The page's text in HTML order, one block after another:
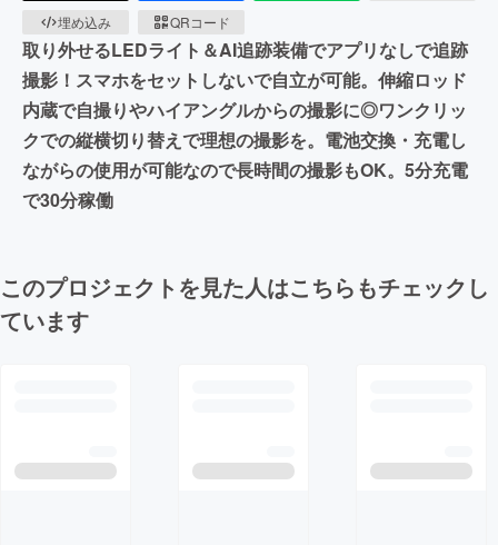
埋め込み
QRコード
取り外せるLEDライト＆AI追跡装備でアプリなしで追跡
撮影！スマホをセットしないで自立が可能。伸縮ロッド
内蔵で自撮りやハイアングルからの撮影に◎ワンクリッ
クでの縦横切り替えで理想の撮影を。電池交換・充電し
ながらの使用が可能なので長時間の撮影もOK。5分充電
で30分稼働
このプロジェクトを見た人はこちらもチェックし
ています